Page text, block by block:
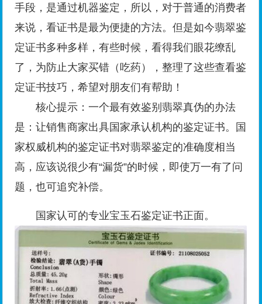
手段，是通过机器鉴定，所以，对于普通的消费者
来说，看证书是最为便捷的方法。但是如今翡翠鉴
定证书多种多样，有些时候，看得我们眼花缭乱
了，为防止大家买错（吃药），整理了这些查看鉴
定证书技巧，希望对朋友们有帮助！
核心提示：一个最有效鉴别翡翠真伪的办法
是：让销售商家出具国家承认机构的鉴定证书。国
家权威机构的鉴定证书对翡翠鉴定的准确度相当
高，应该说很少有“漏货”的时候，即使万一有了问
题，也可追究补偿。
国家认可的专业宝玉石鉴定证书正面。